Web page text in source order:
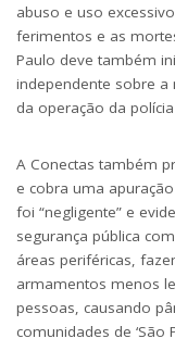
abuso e uso
ferimentos e as
Paulo deve também
independente sobre
da operação da
A Conectas também
e cobra uma
foi “negligente” e
segurança pública
áreas periféricas,
armamentos menos
pessoas, causando
comunidades de ‘São